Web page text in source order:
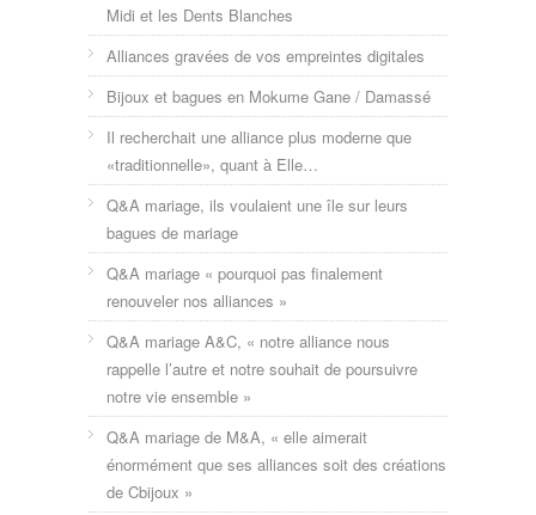
Midi et les Dents Blanches
Alliances gravées de vos empreintes digitales
Bijoux et bagues en Mokume Gane / Damassé
Il recherchait une alliance plus moderne que
«traditionnelle», quant à Elle…
Q&A mariage, ils voulaient une île sur leurs
bagues de mariage
Q&A mariage « pourquoi pas finalement
renouveler nos alliances »
Q&A mariage A&C, « notre alliance nous
rappelle l’autre et notre souhait de poursuivre
notre vie ensemble »
Q&A mariage de M&A, « elle aimerait
énormément que ses alliances soit des créations
de Cbijoux »